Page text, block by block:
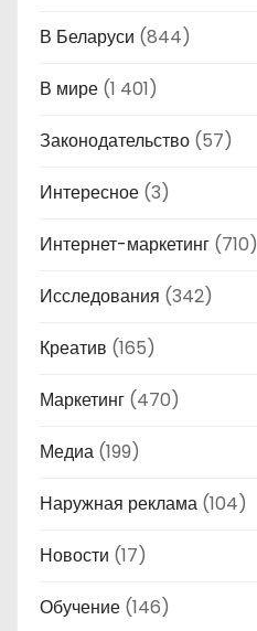
В Беларуси (844)
В мире (1 401)
Законодательство (57)
Интересное (3)
Интернет-маркетинг (710)
Исследования (342)
Креатив (165)
Маркетинг (470)
Медиа (199)
Наружная реклама (104)
Новости (17)
Обучение (146)